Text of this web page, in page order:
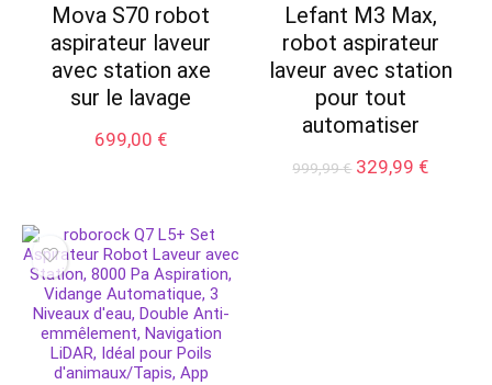
Mova S70 robot
aspirateur laveur
avec station axe
sur le lavage
699,00 €
Lefant M3 Max,
robot aspirateur
laveur avec station
pour tout
automatiser
999,99€ Le
329,99 €Le